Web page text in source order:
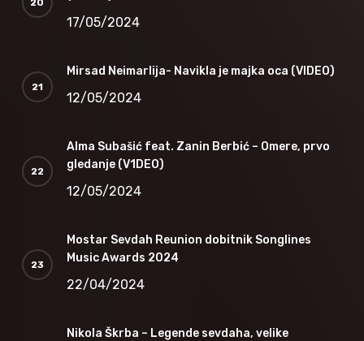
17/05/2024
Mirsad Neimarlija- Navikla je majka oca (VIDEO)
12/05/2024
Alma Subašić feat. Zanin Berbić – Omere, prvo
gledanje (V1DEO)
12/05/2024
Mostar Sevdah Reunion dobitnik Songlines
Music Awards 2024
22/04/2024
Nikola Škrba – Legende sevdaha, velike